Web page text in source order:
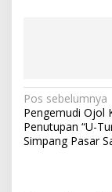
N
a
v
Pos sebelumnya
Pengemudi Ojol
Penutupan “U-
Simpang Pasar